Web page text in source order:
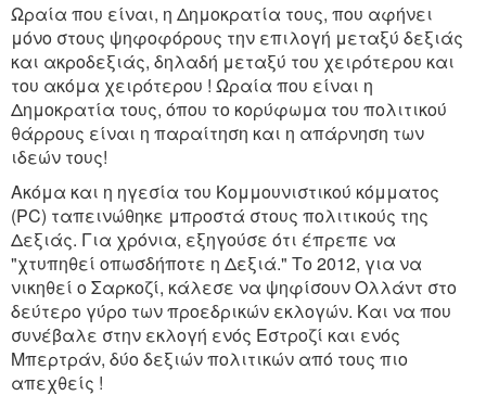
Ωραία που είναι, η Δημοκρατία τους, που αφήνει
μόνο στους ψηφοφόρους την επιλογή μεταξύ δεξιάς
και ακροδεξιάς, δηλαδή μεταξύ του χειρότερου και
του ακόμα χειρότερου ! Ωραία που είναι η
Δημοκρατία τους, όπου το κορύφωμα του πολιτικού
θάρρους είναι η παραίτηση και η απάρνηση των
ιδεών τους!
Ακόμα και η ηγεσία του Κομμουνιστικού κόμματος
(PC) ταπεινώθηκε μπροστά στους πολιτικούς της
Δεξιάς. Για χρόνια, εξηγούσε ότι έπρεπε να
"χτυπηθεί οπωσδήποτε η Δεξιά." Το 2012, για να
νικηθεί ο Σαρκοζί, κάλεσε να ψηφίσουν Ολλάντ στο
δεύτερο γύρο των προεδρικών εκλογών. Και να που
συνέβαλε στην εκλογή ενός Εστροζί και ενός
Μπερτράν, δύο δεξιών πολιτικών από τους πιο
απεχθείς !